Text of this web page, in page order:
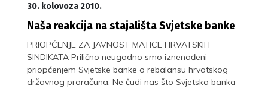
30. kolovoza 2010.
Naša reakcija na stajališta Svjetske banke
PRIOPĆENJE ZA JAVNOST MATICE HRVATSKIH
SINDIKATA Prilično neugodno smo iznenađeni
priopćenjem Svjetske banke o rebalansu hrvatskog
državnog proračuna. Ne čudi nas što Svjetska banka